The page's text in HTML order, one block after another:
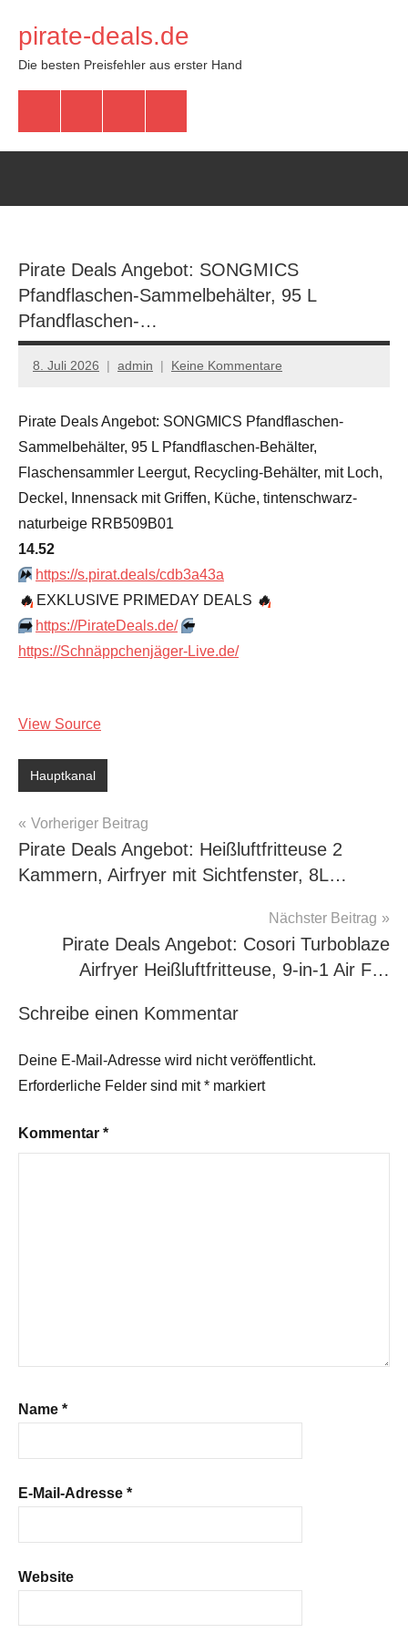
Inhalt
springen
pirate-deals.de
Die besten Preisfehler aus erster Hand
Pirate Deals Angebot: SONGMICS
Pfandflaschen-Sammelbehälter, 95 L
Pfandflaschen-…
8. Juli 2026 admin Keine Kommentare
Pirate Deals Angebot: SONGMICS Pfandflaschen-
Sammelbehälter, 95 L Pfandflaschen-Behälter,
Flaschensammler Leergut, Recycling-Behälter, mit Loch,
Deckel, Innensack mit Griffen, Küche, tintenschwarz-
naturbeige RRB509B01
14.52
⏩️ https://s.pirat.deals/cdb3a43a
🔥 EXKLUSIVE PRIMEDAY DEALS 🔥
➡️ https://PirateDeals.de/ ⬅️
https://Schnäppchenjäger-Live.de/
View Source
Hauptkanal
Beitragsnavigation
Vorheriger Beitrag
Pirate Deals Angebot: Heißluftfritteuse 2
Kammern, Airfryer mit Sichtfenster, 8L…
Nächster Beitrag
Pirate Deals Angebot: Cosori Turboblaze
Airfryer Heißluftfritteuse, 9-in-1 Air F…
Schreibe einen Kommentar
Deine E-Mail-Adresse wird nicht veröffentlicht.
Erforderliche Felder sind mit* markiert
Kommentar *
Name *
E-Mail-Adresse *
Website